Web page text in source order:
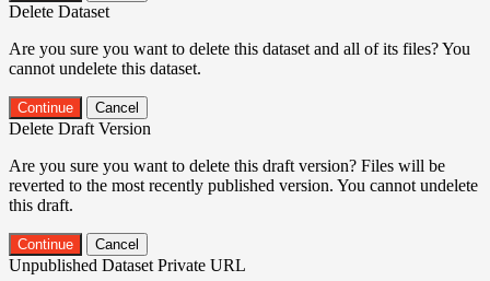
Delete Dataset
Are you sure you want to delete this dataset and all of its files? You
cannot undelete this dataset.
Continue Cancel
Delete Draft Version
Are you sure you want to delete this draft version? Files will be
reverted to the most recently published version. You cannot undelete
this draft.
Continue Cancel
Unpublished Dataset Private URL